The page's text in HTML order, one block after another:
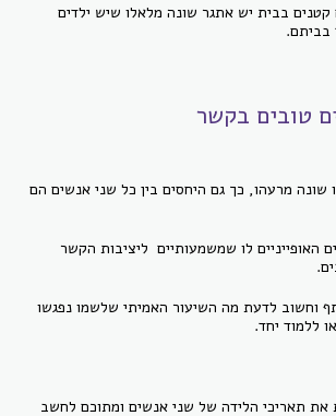
קטנים בבית יש אתגר שונה מלאלו שיש ילדים
בביתם.
טובים בקשר
שונה מרעהו, כך גם היחסים בין כל שני אנשים הם
האופייניים לו שמשמעותיים ליציבות הקשר
וחשוב לדעת מה השיעור האמיתי שלשמו נפגשו
ללמוד יחד.
את תאריכי הלידה של שני אנשים ומתוכם לחשב